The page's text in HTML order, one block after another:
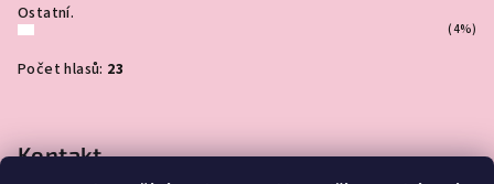
Ostatní.
(4%)
Počet hlasů: 23
Kontakt